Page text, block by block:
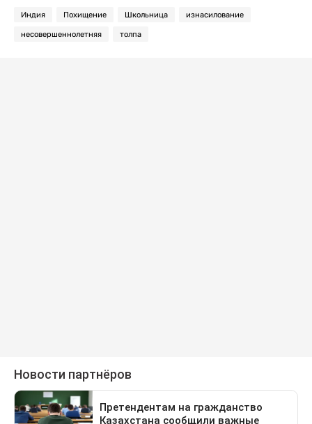
Индия Похищение Школьница изнасилование
несовершеннолетняя толпа